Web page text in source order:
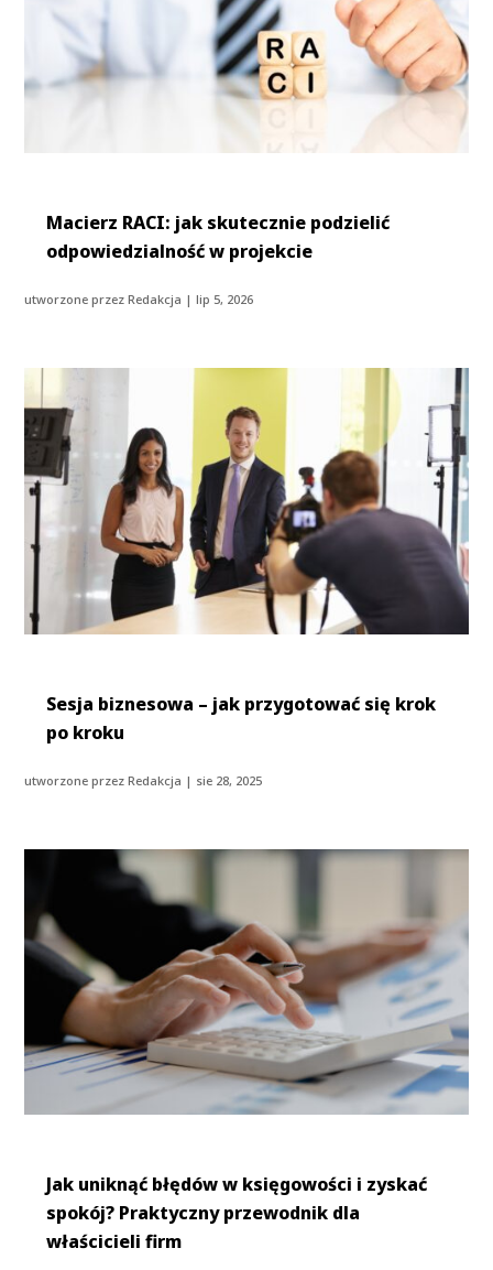
Macierz RACI: jak skutecznie podzielić
odpowiedzialność w projekcie
utworzone przezRedakcja |lip 5, 2026
Sesja biznesowa – jak przygotować się krok
po kroku
utworzone przezRedakcja | sie 28, 2025
Jak uniknąć błędów w księgowości i zyskać
spokój? Praktyczny przewodnik dla
właścicieli firm